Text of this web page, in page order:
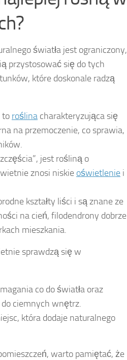
światła jest ograniczony,
przystosować się do tych
które doskonale radzą
to roślina charakteryzująca się
na przemoczenie, co sprawia,
jest rośliną o
znosi niskie oświetlenie i
kształty liści i są znane ze
na cień, filodendrony dobrze
mieszkania.
sprawdzą się w
co do światła oraz
ciemnych wnętrz.
która dodaje naturalnego
warto pamiętać, że